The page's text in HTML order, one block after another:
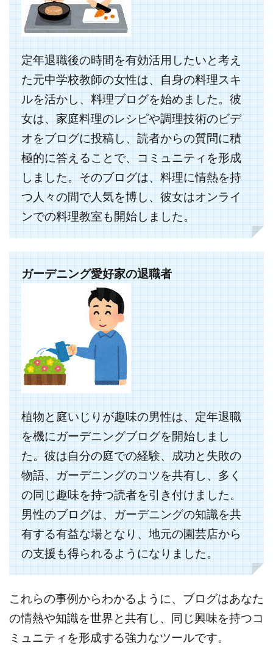
定年退職後の時間を有効活用したいと考え
た元中学校教師の女性は、自身の料理スキ
ルを活かし、料理ブログを始めました。彼
女は、家庭料理のレシピや調理技術のビデ
オをブログに投稿し、読者からの質問に積
極的に答えることで、コミュニティを形成
しました。そのブログは、料理に情熱を持
つ人々の間で人気を博し、彼女はオンライ
ンでの料理教室も開始しました。
ガーデニング愛好家の退職者
植物と庭いじりが趣味の男性は、定年退職
を機にガーデニングブログを開始しまし
た。彼は自分の庭での経験、成功と失敗の
物語、ガーデニングのコツを共有し、多く
の同じ趣味を持つ読者を引き付けました。
男性のブログは、ガーデニングの知識を共
有する有益な場となり、地元の園芸店から
の支援も得られるようになりました。
これらの事例からわかるように、ブログはあなた
の情熱や知識を世界と共有し、同じ興味を持つコ
ミュニティを形成する強力なツールです。